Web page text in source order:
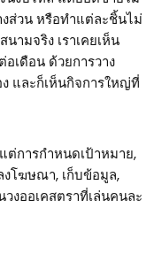
ส่วน หรือทำแต่ละชิ้นไม่
ามจริง เราเคยเห็น
เดือน ด้วยการวาง
และก็เห็นกิจการใหญ่ที่
ต่การกำหนดเป้าหมาย,
งโฆษณา, เก็บข้อมูล,
งออเคสตราที่เล่นคนละ